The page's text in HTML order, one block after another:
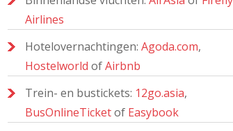
Airlines
Hotelovernachtingen: Agoda.com,
Hostelworld ofAirbnb
Trein- en bustickets: 12go.asia,
BusOnlineTicketof Easybook